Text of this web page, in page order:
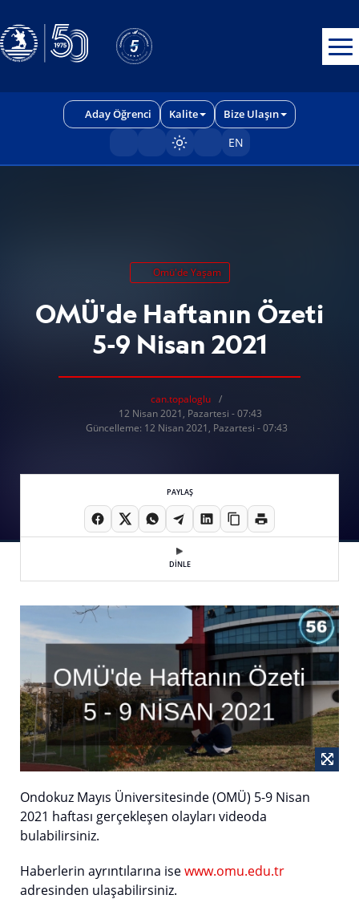
Aday Öğrenci Kalite Bize Ulaşın
Sayfayı karart/aç
EN
Omü'de Yaşam
OMÜ'de Haftanın Özeti
5-9 Nisan 2021
can.topaloglu
12 Nisan 2021, Pazartesi - 07:43
Güncelleme: 12 Nisan 2021, Pazartesi - 07:43
PAYLAŞ
DİNLE
Ondokuz Mayıs Üniversitesinde (OMÜ) 5-9 Nisan
2021 haftası gerçekleşen olayları videoda
bulabilirsiniz.
Haberlerin ayrıntılarına isewww.omu.edu.tr
adresinden ulaşabilirsiniz.